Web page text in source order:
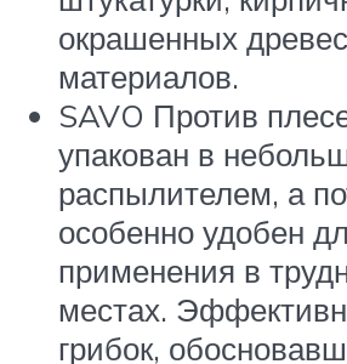
окрашенных
материалов.
SAVO Против
упакован в
распылителем, а
особенно удобен
применения в
местах.
грибок,